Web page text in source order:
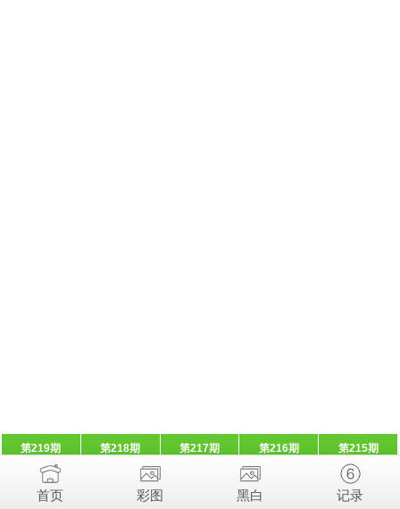
第219期 第218期 第217期 第216期 第215期
首页 彩图 黑白 记录